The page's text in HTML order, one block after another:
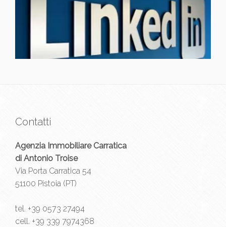
Contatti
Agenzia Immobiliare Carratica
di Antonio Troise
Via Porta Carratica 54
51100 Pistoia (PT)
tel. +39 0573 27494
cell. +39 339 7974368